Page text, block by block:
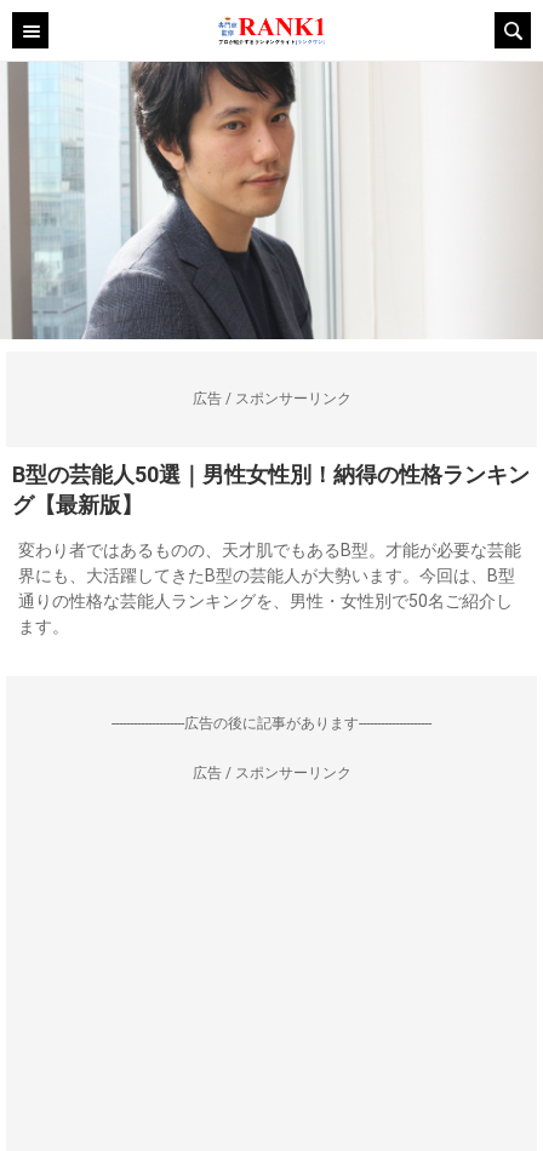
広告 / スポンサーリンク
B型の芸能人50選｜男性女性別！納得の性格ランキン
グ【最新版】
変わり者ではあるものの、天才肌でもあるB型。才能が必要な芸能
界にも、大活躍してきたB型の芸能人が大勢います。今回は、B型
通りの性格な芸能人ランキングを、男性・女性別で50名ご紹介し
ます。
--------------------広告の後に記事があります--------------------
広告 / スポンサーリンク